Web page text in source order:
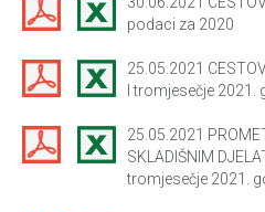
podaci za 2020
25.05.2021
I tromjesečje 2021.
25.05.2021
SKLADIŠNIM
tromjesečje 2021.